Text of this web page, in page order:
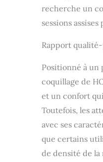
recherche un
sessions assises
Rapport
Positionné à
coquillage de
et un confort
Toutefois, les
avec ses
que certains
de densité de la